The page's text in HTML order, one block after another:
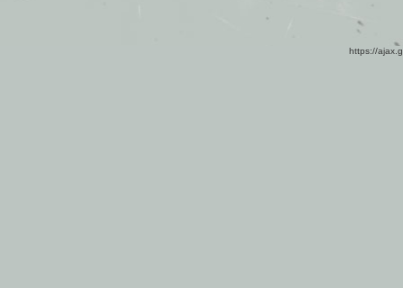
https://